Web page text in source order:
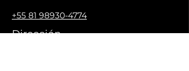
+55 81 98930-4774
Dirección